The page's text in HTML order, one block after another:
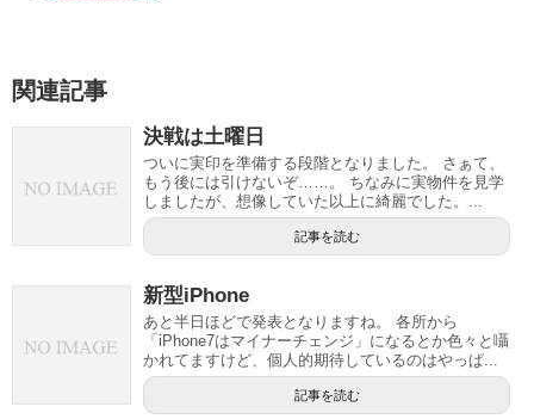
関連記事
決戦は土曜日
ついに実印を準備する段階となりました。 さぁて、
もう後には引けないぞ……。 ちなみに実物件を見学
しましたが、想像していた以上に綺麗でした。...
記事を読む
新型iPhone
あと半日ほどで発表となりますね。 各所から
「iPhone7はマイナーチェンジ」になるとか色々と囁
かれてますけど、個人的期待しているのはやっぱ...
記事を読む